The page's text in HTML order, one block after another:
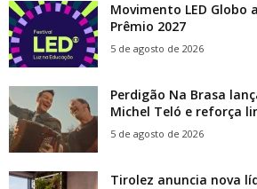
Movimento LED Globo
Prêmio 2027
5 de agosto de 2026
Perdigão Na Brasa
Michel Teló e reforça
5 de agosto de 2026
Tirolez anuncia nova